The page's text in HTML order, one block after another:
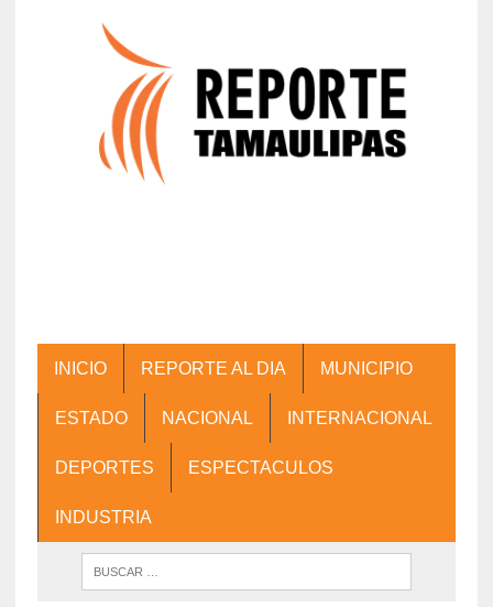
INICIO REPORTE AL DIA MUNICIPIO
ESTADO NACIONAL INTERNACIONAL
DEPORTES ESPECTACULOS
INDUSTRIA